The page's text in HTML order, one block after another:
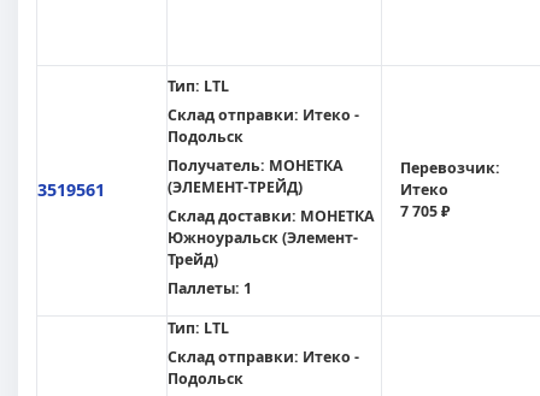
3519561
Тип: LTL
Склад отправки: Итеко -
Подольск
Получатель: МОНЕТКА
(ЭЛЕМЕНТ-ТРЕЙД)
Склад доставки: МОНЕТКА
Южноуральск (Элемент-
Трейд)
Паллеты: 1
Перевозчик:
Итеко
7 705 ₽
Тип: LTL
Склад отправки: Итеко -
Подольск